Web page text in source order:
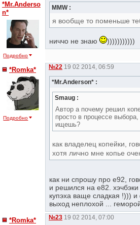
*Mr.Anderso
n*
Подробно
MMW :
я вообще то поменьше
ниччо не знаю )))))))))))
*Romka*
Подробно
№22 19 02 2014, 06:59
*Mr.Anderson* :
Smaug :
Автор а почему решил
просто в процессе выбора,
ищешь?
как владелец копейки,
хотя лично мне копье
как ни спрошу про е92,
и решился на е82.
купэха ваще сладкая !))) и
выход неплохой ...
*Romka* №23 19 02 2014, 07:00